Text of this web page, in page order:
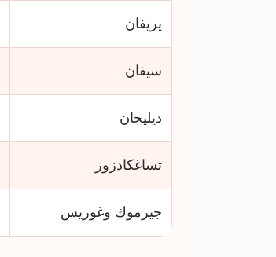
يريفان
سيفان
ديليجان
تساغكادزور
جيرموك وغوريس